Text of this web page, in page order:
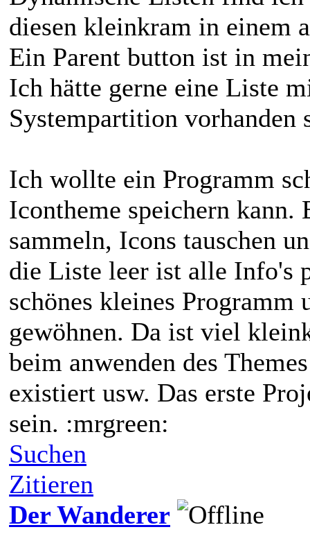
diesen kleinkram in einem
Ein Parent button ist in
Ich hätte gerne eine Liste
Systempartition vorhanden
Ich wollte ein Programm
Icontheme speichern
sammeln, Icons tauschen
die Liste leer ist alle Info's
schönes kleines Programm
gewöhnen. Da ist viel
beim anwenden des
existiert usw. Das erste
sein. :mrgreen:
Suchen
Zitieren
Der Wanderer